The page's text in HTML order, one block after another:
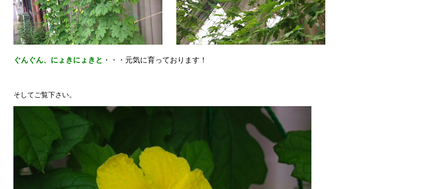
ぐんぐん、にょきにょきと ・・・元気に育っております！
そしてご覧下さい。